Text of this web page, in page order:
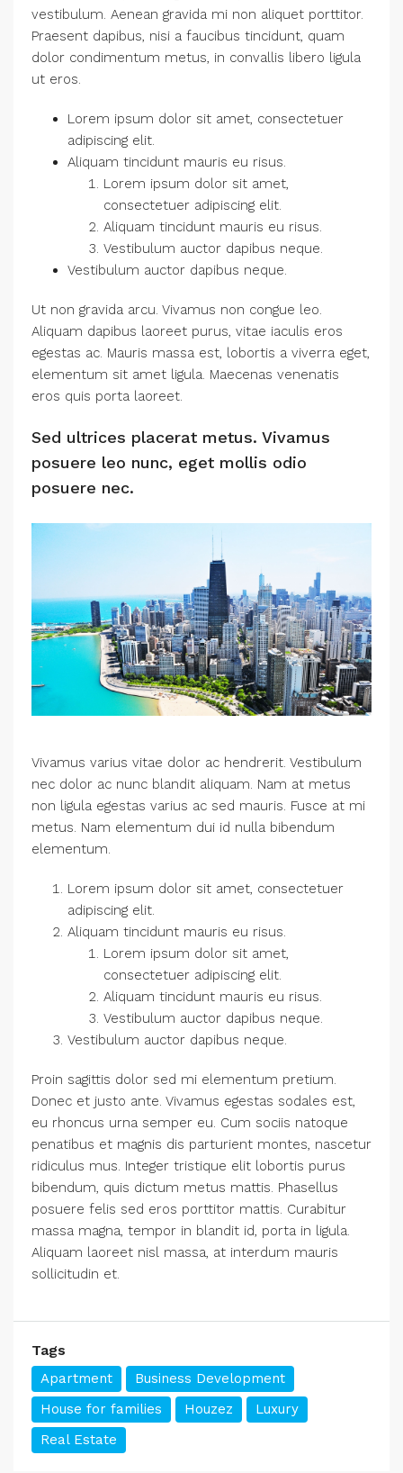
vestibulum. Aenean gravida mi non aliquet porttitor.
Praesent dapibus, nisi a faucibus tincidunt, quam
dolor condimentum metus, in convallis libero ligula
ut eros.
Lorem ipsum dolor sit amet, consectetuer
adipiscing elit.
Aliquam tincidunt mauris eu risus.
Lorem ipsum dolor sit amet,
consectetuer adipiscing elit.
Aliquam tincidunt mauris eu risus.
Vestibulum auctor dapibus neque.
Vestibulum auctor dapibus neque.
Ut non gravida arcu. Vivamus non congue leo.
Aliquam dapibus laoreet purus, vitae iaculis eros
egestas ac. Mauris massa est, lobortis a viverra eget,
elementum sit amet ligula. Maecenas venenatis
eros quis porta laoreet.
Sed ultrices placerat metus. Vivamus
posuere leo nunc, eget mollis odio
posuere nec.
Vivamus varius vitae dolor ac hendrerit. Vestibulum
nec dolor ac nunc blandit aliquam. Nam at metus
non ligula egestas varius ac sed mauris. Fusce at mi
metus. Nam elementum dui id nulla bibendum
elementum.
Lorem ipsum dolor sit amet, consectetuer
adipiscing elit.
Aliquam tincidunt mauris eu risus.
Lorem ipsum dolor sit amet,
consectetuer adipiscing elit.
Aliquam tincidunt mauris eu risus.
Vestibulum auctor dapibus neque.
Vestibulum auctor dapibus neque.
Proin sagittis dolor sed mi elementum pretium.
Donec et justo ante. Vivamus egestas sodales est,
eu rhoncus urna semper eu. Cum sociis natoque
penatibus et magnis dis parturient montes, nascetur
ridiculus mus. Integer tristique elit lobortis purus
bibendum, quis dictum metus mattis. Phasellus
posuere felis sed eros porttitor mattis. Curabitur
massa magna, tempor in blandit id, porta in ligula.
Aliquam laoreet nisl massa, at interdum mauris
sollicitudin et.
Tags
Apartment
Business Development
House for families
Houzez
Luxury
Real Estate